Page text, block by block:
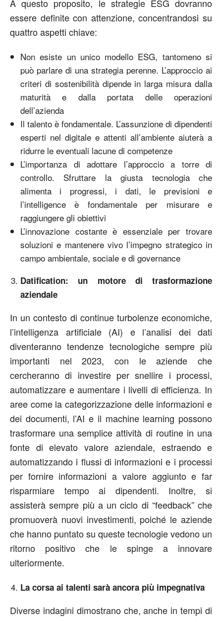
A questo proposito, le strategie ESG dovranno
essere definite con attenzione, concentrandosi su
quattro aspetti chiave:
Non esiste un unico modello ESG, tantomeno si
può parlare di una strategia perenne. L’approccio ai
criteri di sostenibilità dipende in larga misura dalla
maturità e dalla portata delle operazioni
dell’azienda
Il talento è fondamentale. L’assunzione di dipendenti
esperti nel digitale e attenti all’ambiente aiuterà a
ridurre le eventuali lacune di competenze
L’importanza di adottare l’approccio a torre di
controllo. Sfruttare la giusta tecnologia che
alimenta i progressi, i dati, le previsioni e
l’intelligence è fondamentale per misurare e
raggiungere gli obiettivi
L’innovazione costante è essenziale per trovare
soluzioni e mantenere vivo l’impegno strategico in
campo ambientale, sociale e di governance
Datification: un motore di trasformazione
aziendale
In un contesto di continue turbolenze economiche,
l’intelligenza artificiale (AI) e l’analisi dei dati
diventeranno tendenze tecnologiche sempre più
importanti nel 2023, con le aziende che
cercheranno di investire per snellire i processi,
automatizzare e aumentare i livelli di efficienza. In
aree come la categorizzazione delle informazioni e
dei documenti, l’AI e il machine learning possono
trasformare una semplice attività di routine in una
fonte di elevato valore aziendale, estraendo e
automatizzando i flussi di informazioni e i processi
per fornire informazioni a valore aggiunto e far
risparmiare tempo ai dipendenti. Inoltre, si
assisterà sempre più a un ciclo di “feedback” che
promuoverà nuovi investimenti, poiché le aziende
che hanno puntato su queste tecnologie vedono un
ritorno positivo che le spinge a innovare
ulteriormente.
La corsa ai talenti sarà ancora più impegnativa
Diverse indagini dimostrano che, anche in tempi di